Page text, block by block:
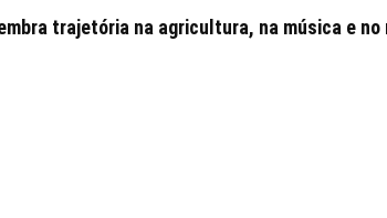
trajetória na agricultura, na música e no